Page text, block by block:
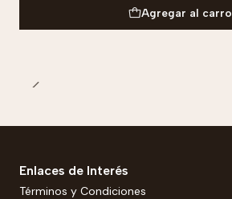
Agregar al carro
Enlaces de Interés
Términos y Condiciones